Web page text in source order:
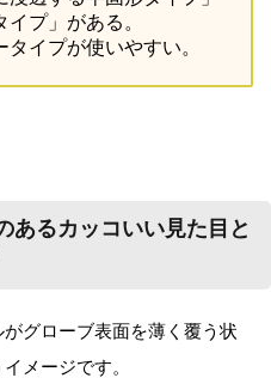
プ」がある。
イプが使いやすい。
あるカッコいい見た目と
グローブ表面を薄く覆う状
メージです。